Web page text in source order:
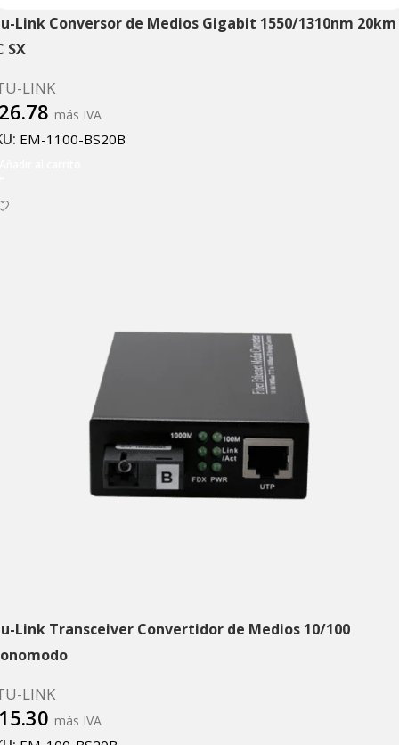
Link Conversor de Medios Gigabit 1550/1310nm 20km
SX
LINK
más IVA
EM-1100-BS20B
Link Transceiver Convertidor de Medios 10/100
LINK
más IVA